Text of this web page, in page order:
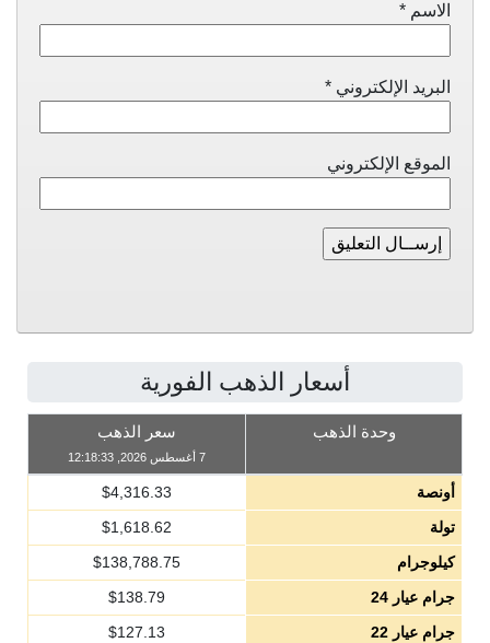
الاسم *
البريد الإلكتروني *
الموقع الإلكتروني
أسعار الذهب الفورية
وحدة الذهب سعر الذهب
7 أغسطس 2026, 12:18:33
أونصة $4,316.33
تولة
$1,618.62
كيلوجرام
$138,788.75
جرام عيار 24
$138.79
جرام عيار 22
$127.13